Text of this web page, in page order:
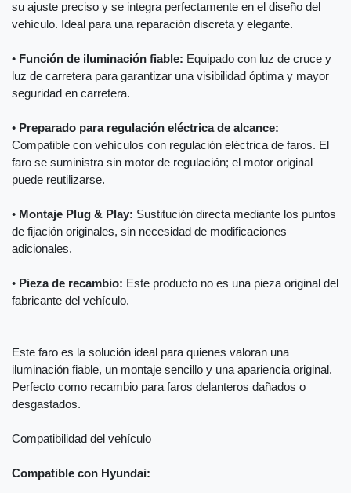
su ajuste preciso y se integra perfectamente en el diseño del
vehículo. Ideal para una reparación discreta y elegante.
• Función de iluminación fiable: Equipado con luz de cruce y
luz de carretera para garantizar una visibilidad óptima y mayor
seguridad en carretera.
• Preparado para regulación eléctrica de alcance:
Compatible con vehículos con regulación eléctrica de faros. El
faro se suministra sin motor de regulación; el motor original
puede reutilizarse.
• Montaje Plug & Play: Sustitución directa mediante los puntos
de fijación originales, sin necesidad de modificaciones
adicionales.
• Pieza de recambio: Este producto no es una pieza original del
fabricante del vehículo.
Este faro es la solución ideal para quienes valoran una
iluminación fiable, un montaje sencillo y una apariencia original.
Perfecto como recambio para faros delanteros dañados o
desgastados.
Compatibilidad del vehículo
Compatible con Hyundai: